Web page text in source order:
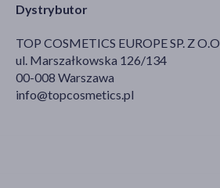
Dystrybutor
TOP COSMETICS EUROPE SP. Z O.O.
ul. Marszałkowska 126/134
00-008 Warszawa
info@topcosmetics.pl